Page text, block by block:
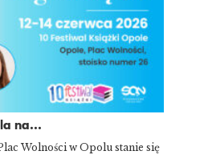
na...
Wolności w Opolu stanie się